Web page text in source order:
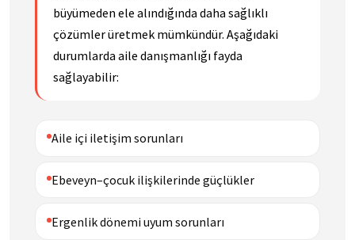
büyümeden ele alındığında daha sağlıklı
çözümler üretmek mümkündür. Aşağıdaki
durumlarda aile danışmanlığı fayda
sağlayabilir:
Aile içi iletişim sorunları
Ebeveyn–çocuk ilişkilerinde güçlükler
Ergenlik dönemi uyum sorunları